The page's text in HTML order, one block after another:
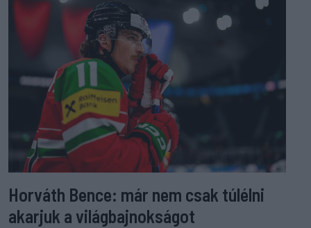
Horváth Bence: már nem csak túlélni
akarjuk a világbajnokságot